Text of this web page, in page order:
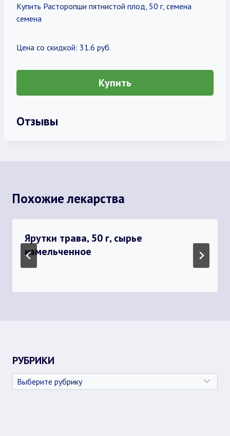
Купить Расторопши пятнистой плод, 50 г, семена
семена
Цена со скидкой: 31.6 руб.
Купить
Отзывы
Похожие лекарства
Ярутки трава, 50 г, сырье
измельченное
РУБРИКИ
Рубрики